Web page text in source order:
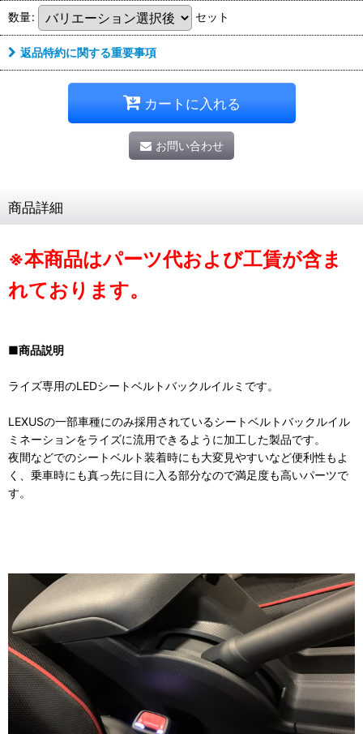
数量: セット
返品特約に関する重要事項
カートに入れる
お問い合わせ
商品詳細
※本商品はパーツ代および工賃が含ま
れております。
■商品説明
ライズ専用のLEDシートベルトバックルイルミです。
LEXUSの一部車種にのみ採用されているシートベルトバックルイル
ミネーションをライズに流用できるように加工した製品です。
夜間などでのシートベルト装着時にも大変見やすいなど便利性もよ
く、乗車時にも真っ先に目に入る部分なので満足度も高いパーツで
す。